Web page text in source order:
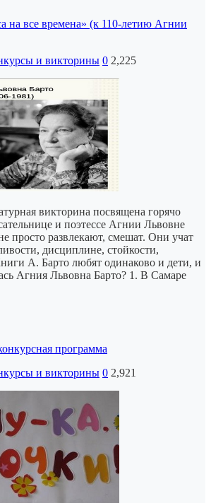
на все времена» (к 110-летию Агнии
и викторины 0 2,225
викторина посвящена горячо
и поэтессе Агнии Львовне
просто развлекают, смешат. Они учат
дисциплине, стойкости,
А. Барто любят одинаково и дети, и
Агния Львовна Барто? 1. В Самаре
программа
и викторины 0 2,921